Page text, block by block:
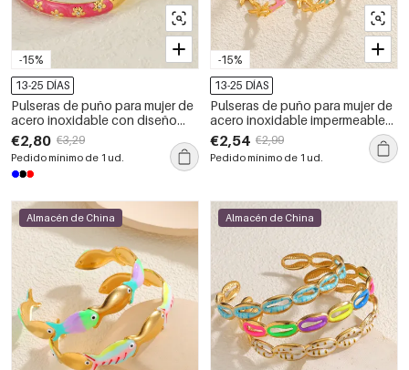
-15%
13-25 DÍAS
Pulseras de puño para mujer de
acero inoxidable con diseño
floral esmaltado retro de la serie
clásica, resistentes al agua.
€2,80 €3,29
Pedido mínimo de 1 ud.
-15%
13-25 DÍAS
Pulseras de puño para mujer de
acero inoxidable impermeables
con diseño de estrella de mar
estilo vacaciones oceánicas
€2,54 €2,99
Pedido mínimo de 1 ud.
Almacén de China Almacén de China